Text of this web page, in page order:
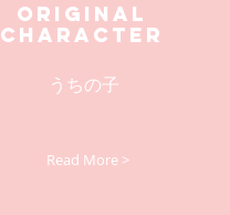
Original
Character
うちの子
Read More >